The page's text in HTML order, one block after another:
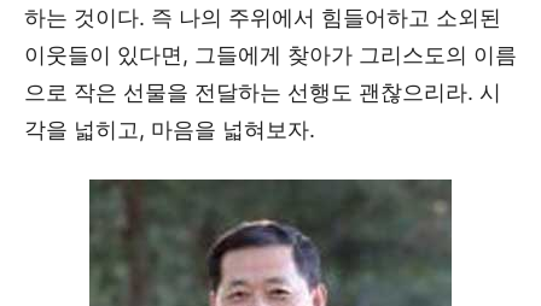
하는 것이다. 즉 나의 주위에서 힘들어하고 소외된
이웃들이 있다면, 그들에게 찾아가 그리스도의 이름
으로 작은 선물을 전달하는 선행도 괜찮으리라. 시
각을 넓히고, 마음을 넓혀보자.